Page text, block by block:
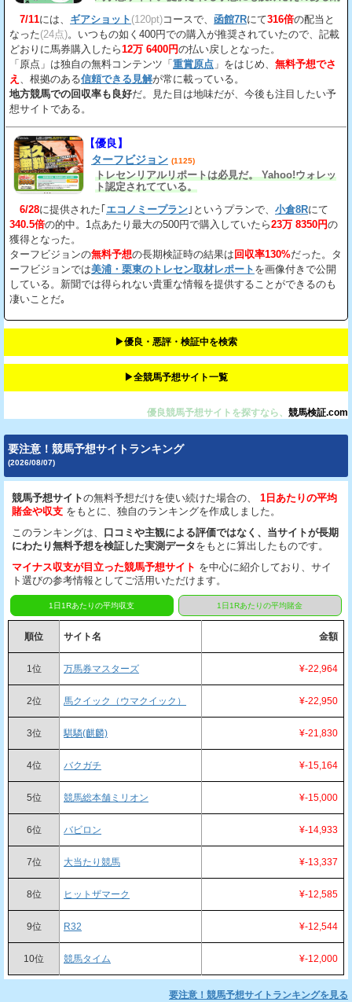
7/11には、 ギアショット (120pt)コースで、 函館7Rにて316倍の配当と
なった(24点)。いつもの如く400円での購入が推奨されていたので、記載
どおりに馬券購入したら12万 6400円の払い戻しとなった。
「原点」は独自の無料コンテンツ「 重賞原点 」をはじめ、 無料予想でさ
え 、根拠のある信頼できる見解が常に載っている。
地方競馬での回収率も良好だ。見た目は地味だが、今後も注目したい予
想サイトである。
【優良】
ターフビジョン (1125)
トレセンリアルリポートは必見だ。 Yahoo!ウォレッ
ト認定されてている。
6/28に提供された｢ エコノミープラン ｣というプランで、 小倉8Rにて
340.5倍の的中。1点あたり最大の500円で購入していたら23万 8350円の
獲得となった。
ターフビジョンの無料予想の長期検証時の結果は 回収率130%だった。タ
ーフビジョンでは美浦・栗東のトレセン取材レポート を画像付きで公開
している。新聞では得られない貴重な情報を提供することができるのも
凄いことだ｡
▶︎優良・悪評・検証中を検索
▶︎全競馬予想サイト一覧
優良競馬予想サイトを探すなら、 競馬検証.com
要注意！競馬予想サイトランキング
(2026/08/07)
競馬予想サイトの無料予想だけを使い続けた場合の、
1日あたりの平均
賭金や収支 をもとに、独自のランキングを作成しました。
このランキングは、 口コミや主観による評価ではなく、当サイトが長期
にわたり無料予想を検証した実測データをもとに算出したものです。
マイナス収支が目立った競馬予想サイト を中心に紹介しており、サイ
ト選びの参考情報としてご活用いただけます。
1日1Rあたりの平均収支 1日1Rあたりの平均賭金
順位 サイト名 金額
1位 万馬券マスターズ ¥-22,964
2位 馬クイック（ウマクイック） ¥-22,950
3位 騏驎(麒麟) ¥-21,830
4位 バクガチ ¥-15,164
5位 競馬総本舗ミリオン ¥-15,000
6位 バビロン ¥-14,933
7位 大当たり競馬 ¥-13,337
8位 ヒットザマーク ¥-12,585
9位 R32 ¥-12,544
10位 競馬タイム ¥-12,000
要注意！競馬予想サイトランキングを見る